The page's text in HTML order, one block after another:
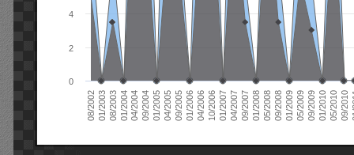
08/200201/200308/200301/200404/200409/200401/200504/200509/200501/200604/200610/200601/200704/200709/200701/200805/200809/200801/200905/200909/200901/201005/201009/2010
0
2
4